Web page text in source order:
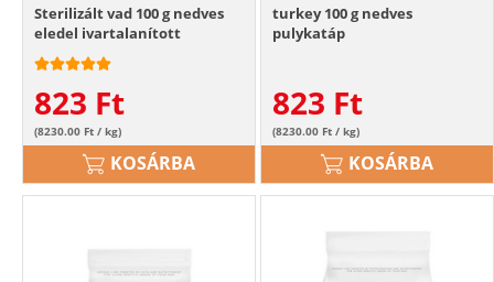
Sterilizált vad 100 g nedves
eledel ivartalanított
macskáknak szarvastehén
823 Ft
(8230.00 Ft / kg)
KOSÁRBA
turkey 100 g nedves
pulykatáp
823 Ft
(8230.00 Ft / kg)
KOSÁRBA